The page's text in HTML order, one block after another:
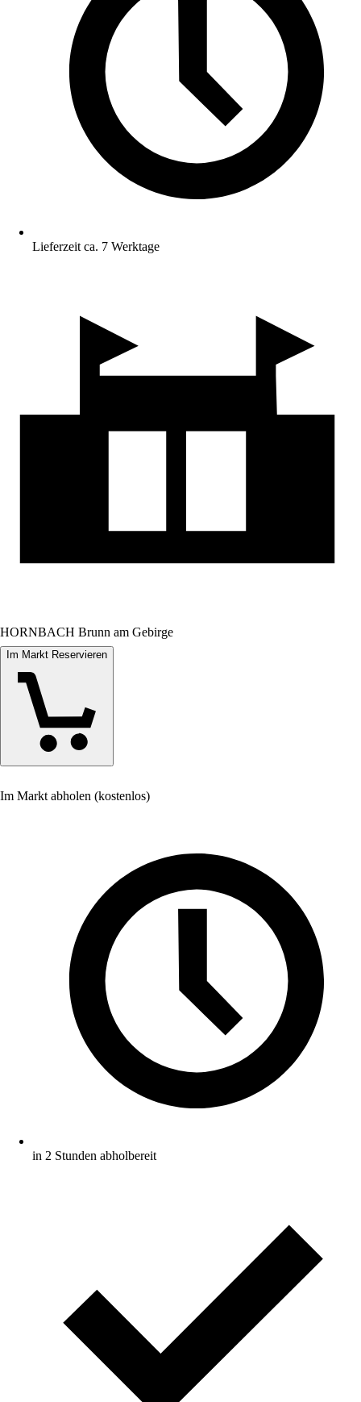
Lieferzeit ca. 7 Werktage
HORNBACH Brunn am Gebirge
Im Markt Reservieren
Im Markt abholen (kostenlos)
in 2 Stunden abholbereit